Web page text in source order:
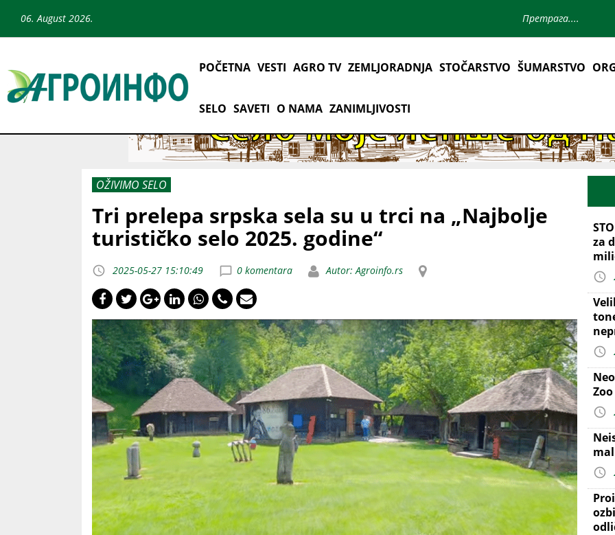
06. August 2026.
POČETNA VESTI AGRO TV ZEMLJORADNJA STOČARSTVO ŠUMARSTVO
SELO SAVETI O NAMA ZANIMLJIVOSTI
OŽIVIMO SELO
Tri prelepa srpska sela su u trci na „Najbolje
turističko selo 2025. godine“
2025-05-27 15:10:49 0 komentara Autor: Agroinfo.rs
za